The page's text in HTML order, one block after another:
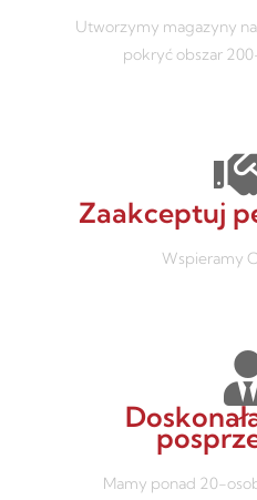
Utworzymy magazyny
pokryć obszar
Zaakceptuj
Wspieramy
Mamy ponad 20-